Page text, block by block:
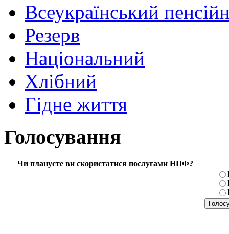
Всеукраїнський
Резерв
Національний
Хлібний
Гідне життя
Голосування
Чи плануєте ви скористатися послугами НПФ?